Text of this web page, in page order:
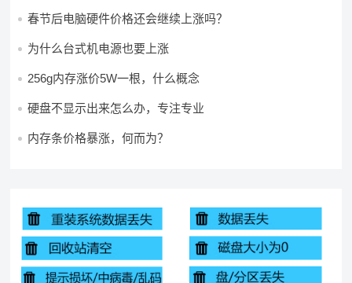
春节后电脑硬件价格还会继续上涨吗？
为什么台式机电源也要上涨
256g内存涨价5W一根，什么概念
硬盘不显示出来怎么办，专注专业
内存条价格暴涨，何而为？